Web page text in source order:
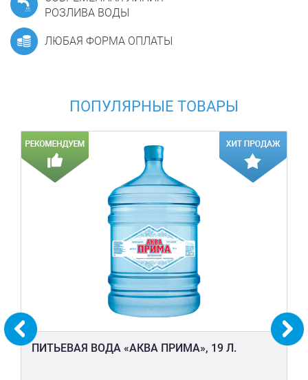
РОЗЛИВА ВОДЫ
ЛЮБАЯ ФОРМА ОПЛАТЫ
ПОПУЛЯРНЫЕ ТОВАРЫ
ПИТЬЕВАЯ ВОДА «АКВА ПРИМА», 19 Л.